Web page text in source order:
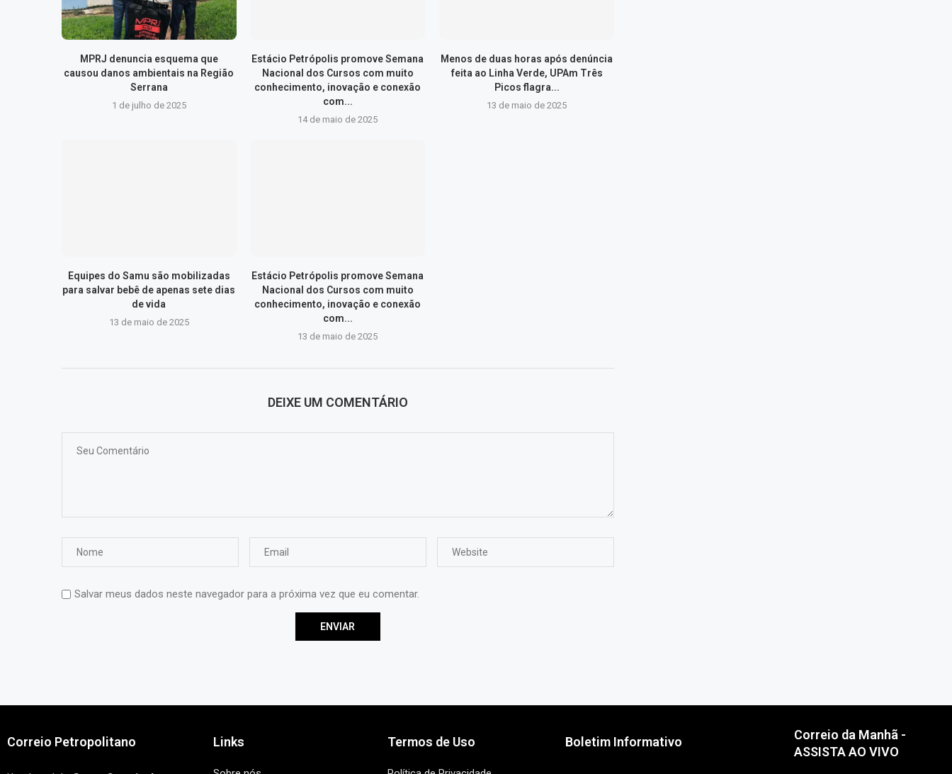
MPRJ denuncia esquema que
causou danos ambientais na Região
Serrana
1 de julho de 2025
Estácio Petrópolis promove Semana
Nacional dos Cursos com muito
conhecimento, inovação e conexão
com...
14 de maio de 2025
Menos de duas horas após denúncia
feita ao Linha Verde, UPAm Três
Picos flagra...
13 de maio de 2025
Equipes do Samu são mobilizadas
para salvar bebê de apenas sete dias
de vida
13 de maio de 2025
Estácio Petrópolis promove Semana
Nacional dos Cursos com muito
conhecimento, inovação e conexão
com...
13 de maio de 2025
DEIXE UM COMENTÁRIO
Salvar meus dados neste navegador para a próxima vez que eu comentar.
Correio Petropolitano Links Termos de Uso Boletim Informativo
Correio da Manhã -
ASSISTA AO VIVO